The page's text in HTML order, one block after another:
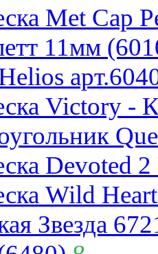
Met Cap
11мм
Victory -
Devoted
Wild
Звезда